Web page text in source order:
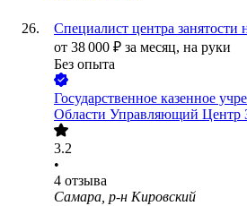
Специалист центра занятости
от 38 000 ₽ за месяц, на руки
Без опыта
Государственное казенное
Области Управляющий Центр
3.2
•
4 отзыва
Самара, р-н Кировский